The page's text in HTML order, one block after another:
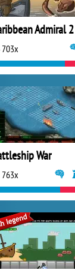
Admiral 2
703x
War
763x